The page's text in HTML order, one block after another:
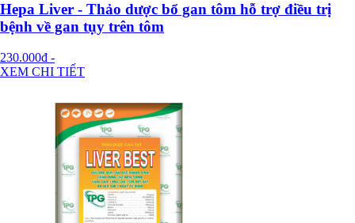
Hepa Liver - Thảo dược bổ gan tôm hỗ trợ điều trị
bệnh về gan tụy trên tôm
230.000đ -
XEM CHI TIẾT